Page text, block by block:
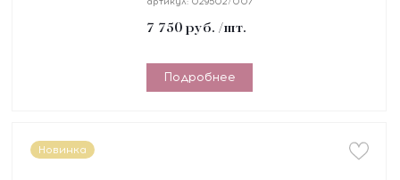
7 750 руб. /шт.
Подробнее
Новинка